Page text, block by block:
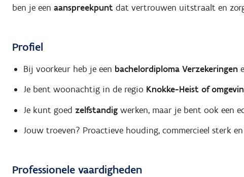
ben je een aanspreekpunt dat vertrouwen uitstraalt en
Profiel
Bij voorkeur heb je een bachelordiploma Verzekeringen
Je bent woonachtig in de regio Knokke-Heist of
Je kunt goed zelfstandig werken, maar je bent ook een
Jouw troeven? Proactieve houding, commercieel sterk en
Professionele vaardigheden